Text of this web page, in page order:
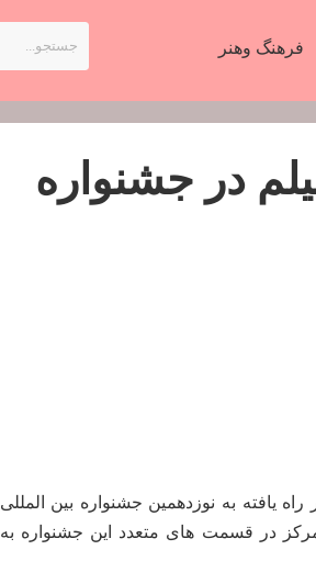
فرهنگ وهنر
مرکز مستند سوره با ۷ فیلم در جشنواره
راه یافته به نوزدهمین جشنواره بین المللی
این مرکز در قسمت های متعدد این جشنواره به